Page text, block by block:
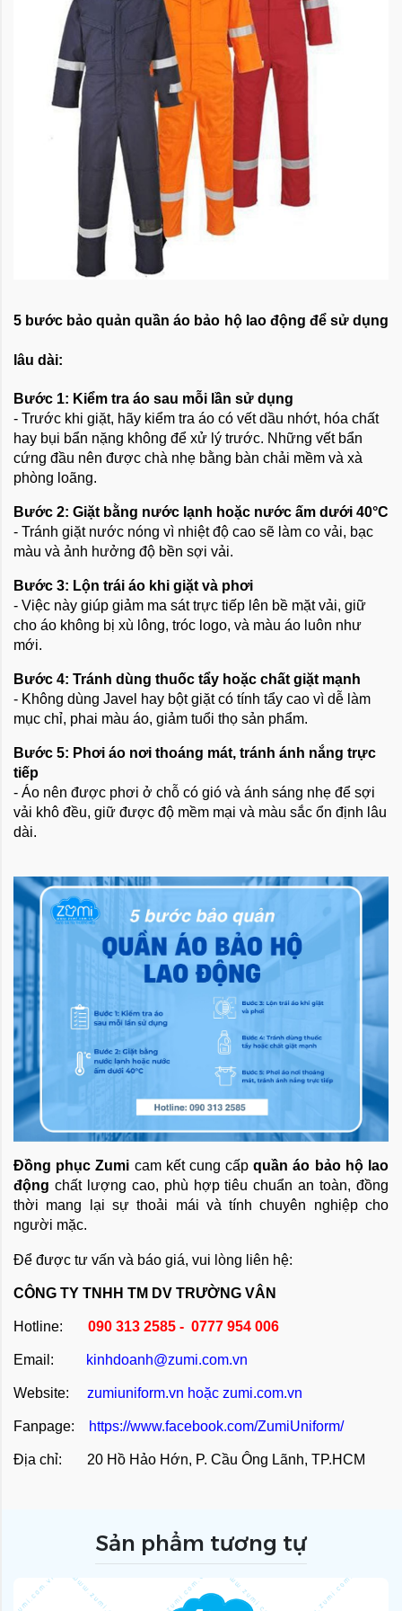
5 bước bảo quản quần áo bảo hộ lao động để sử dụng
lâu dài:
Bước 1: Kiểm tra áo sau mỗi lần sử dụng
- Trước khi giặt, hãy kiểm tra áo có vết dầu nhớt, hóa chất
hay bụi bẩn nặng không để xử lý trước. Những vết bẩn
cứng đầu nên được chà nhẹ bằng bàn chải mềm và xà
phòng loãng.
Bước 2: Giặt bằng nước lạnh hoặc nước ấm dưới 40°C
- Tránh giặt nước nóng vì nhiệt độ cao sẽ làm co vải, bạc
màu và ảnh hưởng độ bền sợi vải.
Bước 3: Lộn trái áo khi giặt và phơi
- Việc này giúp giảm ma sát trực tiếp lên bề mặt vải, giữ
cho áo không bị xù lông, tróc logo, và màu áo luôn như
mới.
Bước 4: Tránh dùng thuốc tẩy hoặc chất giặt mạnh
- Không dùng Javel hay bột giặt có tính tẩy cao vì dễ làm
mục chỉ, phai màu áo, giảm tuổi thọ sản phẩm.
Bước 5: Phơi áo nơi thoáng mát, tránh ánh nắng trực
tiếp
- Áo nên được phơi ở chỗ có gió và ánh sáng nhẹ để sợi
vải khô đều, giữ được độ mềm mại và màu sắc ổn định lâu
dài.
Đồng phục Zumi cam kết cung cấpquần áo bảo hộ lao
động chất lượng cao, phù hợp tiêu chuẩn an toàn, đồng
thời mang lại sự thoải mái và tính chuyên nghiệp cho
người mặc.
Để được tư vấn và báo giá, vui lòng liên hệ:
CÔNG TY TNHH TM DV TRƯỜNG VÂN
Hotline: 090 313 2585 - 0777 954 006
Email: kinhdoanh@zumi.com.vn
Website: zumiuniform.vn hoặc zumi.com.vn
Fanpage: https://www.facebook.com/ZumiUniform/
Địa chỉ: 20 Hồ Hảo Hớn, P. Cầu Ông Lãnh, TP.HCM
Sản phẩm tương tự